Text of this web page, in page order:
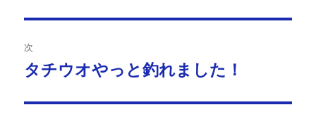
ビ
ゲ
ー
投
稿:
次
次
投
タチウオやっと釣れました！